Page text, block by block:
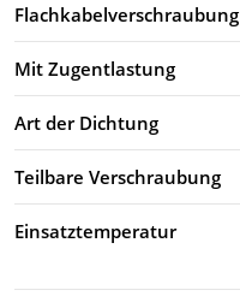
Flachkabelverschraubung
Mit Zugentlastung
Art der Dichtung
Teilbare Verschraubung
Einsatztemperatur